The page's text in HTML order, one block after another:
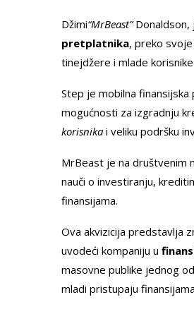
Džimi“MrBeast”Donaldson,
pretplatnika, preko
tinejdžere i mlade korisnike.
Step je mobilna
mogućnosti za izgradnju
korisnika i veliku podršku
MrBeast je na društvenim
nauči o investiranju,
finansijama.
Ova akvizicija predstavlja
uvodeći kompaniju u
masovne publike jednog
mladi pristupaju